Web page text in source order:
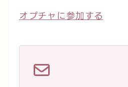
オプチャに参加する